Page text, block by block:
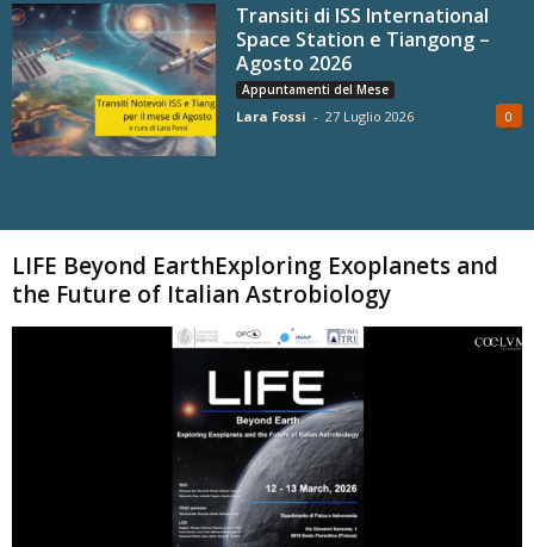
Transiti di ISS International
Space Station e Tiangong –
Agosto 2026
Appuntamenti del Mese
Lara Fossi - 27 Luglio 2026 0
LIFE Beyond EarthExploring Exoplanets and
the Future of Italian Astrobiology